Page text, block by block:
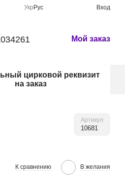
Укр Рус Вход
Мой заказ
цирковой реквизит
на заказ
Артикул
10681
К сравнению В желания